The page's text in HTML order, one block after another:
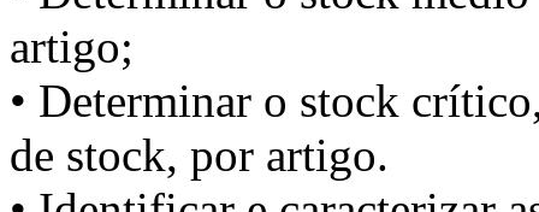
artigo;
• Determinar o stock
de stock, por artigo.